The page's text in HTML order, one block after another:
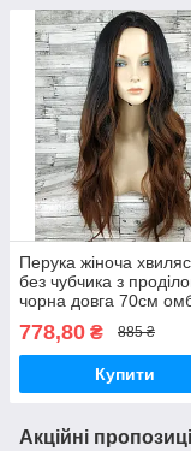
Перука жіноча
без чубчика з
чорна довга 70см
778,80 ₴ 885 ₴
Купити
Акційні